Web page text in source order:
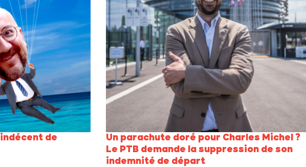
de
Un parachute doré pour Charles Michel ?
Le PTB demande la suppression de son
indemnité de départ